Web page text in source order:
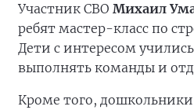
Участник СВО Михаил
ребят мастер-класс по
Дети с интересом
выполнять команды и
Кроме того, дошкольники